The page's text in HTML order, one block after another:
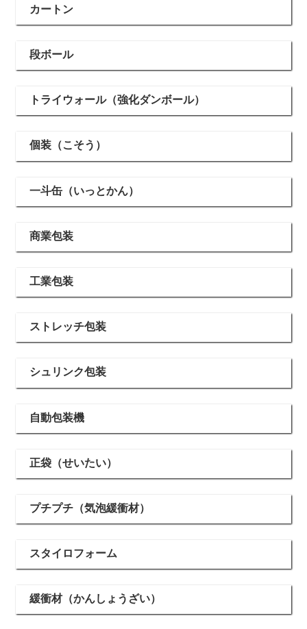
カートン
段ボール
トライウォール（強化ダンボール）
個装（こそう）
一斗缶（いっとかん）
商業包装
工業包装
ストレッチ包装
シュリンク包装
自動包装機
正袋（せいたい）
プチプチ（気泡緩衝材）
スタイロフォーム
緩衝材（かんしょうざい）